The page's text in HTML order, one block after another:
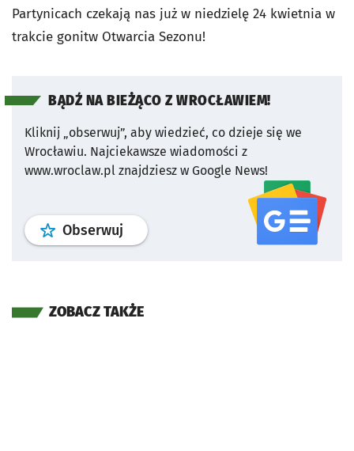
Partynicach czekają nas już w niedzielę 24 kwietnia w
trakcie gonitw Otwarcia Sezonu!
BĄDŹ NA BIEŻĄCO Z WROCŁAWIEM!
Kliknij „obserwuj”, aby wiedzieć, co dzieje się we
Wrocławiu. Najciekawsze wiadomości z
www.wroclaw.pl znajdziesz w Google News!
Obserwuj profil serwisu
ZOBACZ TAKŻE